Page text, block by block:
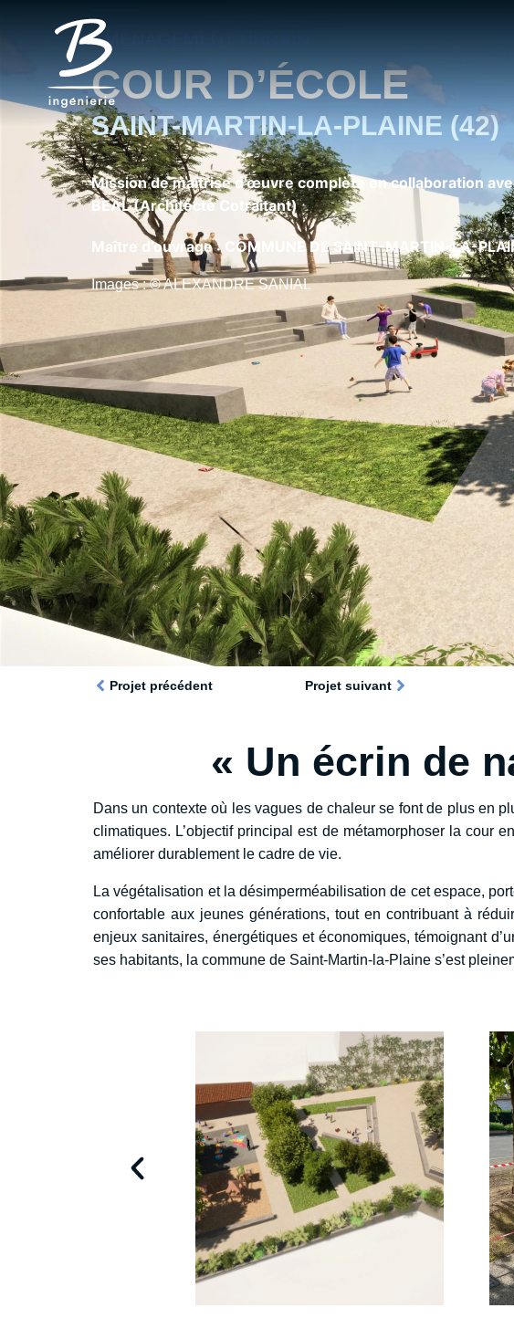
AMÉNAGEMENT URBAIN
COUR D’ÉCOLE
SAINT-MARTIN-LA-PLAINE (42)
Mission de maîtrise d’œuvre complète en collaboration
BEAL (Architecte Cotraitant)
Maître d’ouvrage : COMMUNE DE SAINT-MARTIN-LA-
Images : © ALEXANDRE SANIAL
Projet précédent Projet suivant
« Un écrin de
Dans un contexte où les vagues de chaleur se font de plus en
climatiques. L’objectif principal est de métamorphoser la cour
améliorer durablement le cadre de vie.
La végétalisation et la désimperméabilisation de cet espace,
confortable aux jeunes générations, tout en contribuant à
enjeux sanitaires, énergétiques et économiques, témoignant
ses habitants, la commune de Saint-Martin-la-Plaine s’est